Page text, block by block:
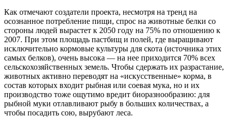
Как отмечают создатели проекта, несмотря на тренд на
осознанное потребление пищи, спрос на животные белки со
стороны людей вырастет к 2050 году на 75% по отношению к
2007. При этом площадь пастбищ и полей, где выращивают
исключительно кормовые культуры для скота (источника этих
самых белков), очень высока — на нее приходится 70% всех
сельскохозяйственных земель. Чтобы сдержать их разрастание,
животных активно переводят на «искусственные» корма, в
состав которых входит рыбная или соевая мука, но и их
производство тоже ощутимо вредит биоразнообразию: для
рыбной муки отлавливают рыбу в больших количествах, а
чтобы посадить сою, вырубают леса.